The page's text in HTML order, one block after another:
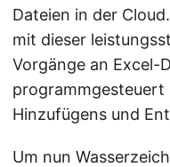
Dateien in der
mit dieser
Vorgänge an Excel-
programmgesteuert
Hinzufügens und
Um nun